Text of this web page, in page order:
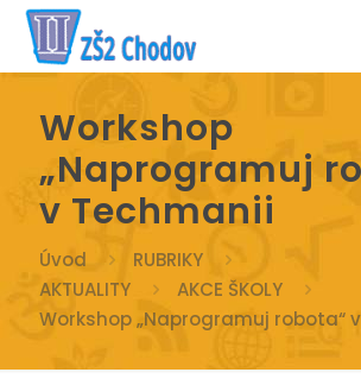
Workshop
„Naprogramuj
v Techmanii
Úvod
RUBRIKY
AKTUALITY
AKCE ŠKOLY
Workshop „Naprogramuj robota“